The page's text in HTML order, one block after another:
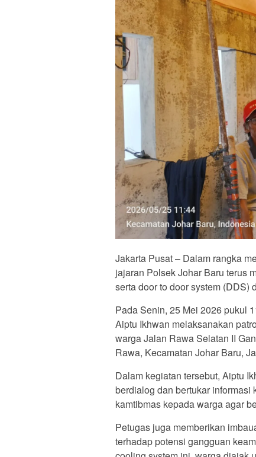
Jakarta Pusat – Dalam rangka
jajaran Polsek Johar Baru terus
serta door to door system (DDS)
Pada Senin, 25 Mei 2026 pukul
Aiptu Ikhwan melaksanakan
warga Jalan Rawa Selatan II
Rawa, Kecamatan Johar Baru,
Dalam kegiatan tersebut, Aiptu
berdialog dan bertukar
kamtibmas kepada warga agar
Petugas juga memberikan
terhadap potensi gangguan